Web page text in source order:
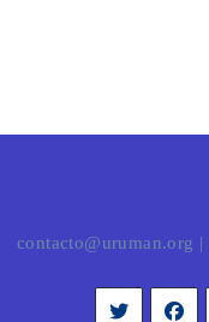
contacto@uruman.org |